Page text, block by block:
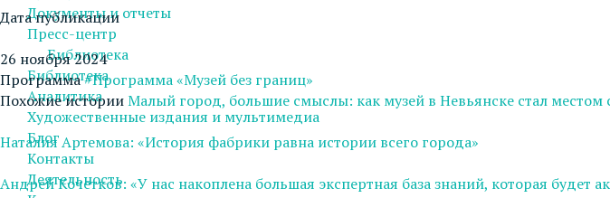
Документы и отчеты
Пресс-центр
Библиотека
Библиотека
Аналитика
Художественные издания и мультимедиа
Блог
Контакты
Деятельность
Дата публикации
26 ноября 2024
Программа#Программа «Музей без границ»
Похожие историиМалый город, большие смыслы: как музей в Невьянске стал местом
Наталия Артемова: «История фабрики равна истории всего города»
Андрей Кочетков: «У нас накоплена большая экспертная база знаний, которая будет